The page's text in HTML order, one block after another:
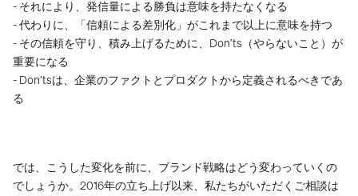
- それにより、発信量による勝負は意味を持たなくなる
- 代わりに、「信頼による差別化」がこれまで以上に意味を持つ
- その信頼を守り、積み上げるために、Don’ts（やらないこと）が
重要になる
- Don’tsは、企業のファクトとプロダクトから定義されるべきであ
る
では、こうした変化を前に、ブランド戦略はどう変わっていくの
でしょうか。2016年の立ち上げ以来、私たちがいただくご相談は